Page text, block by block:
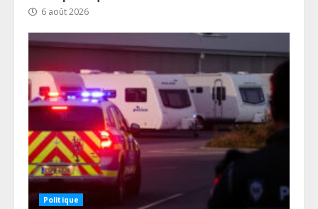
6 août 2026
Politique